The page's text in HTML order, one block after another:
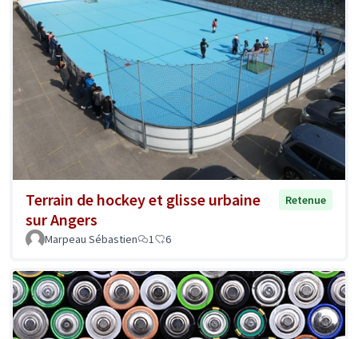
Terrain de hockey et glisse urbaine
sur Angers
Retenue
Marpeau Sébastien 1 6